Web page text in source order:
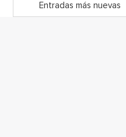
Entradas más nuevas